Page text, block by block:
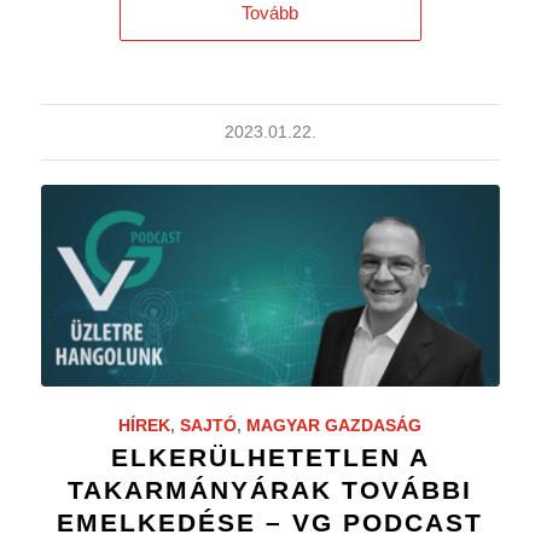
Tovább
2023.01.22.
HÍREK,SAJTÓ, MAGYAR GAZDASÁG
ELKERÜLHETETLEN A
TAKARMÁNYÁRAK TOVÁBBI
EMELKEDÉSE – VG PODCAST